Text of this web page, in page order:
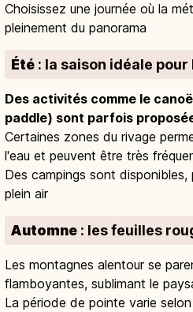
Choisissez une journée où la
pleinement du panorama
Été : la saison idéale
Des activités comme le
paddle) sont parfois
Certaines zones du rivage
l'eau et peuvent être très
Des campings sont
plein air
Automne : les feuilles
Les montagnes alentour se
flamboyantes, sublimant le
La période de pointe varie